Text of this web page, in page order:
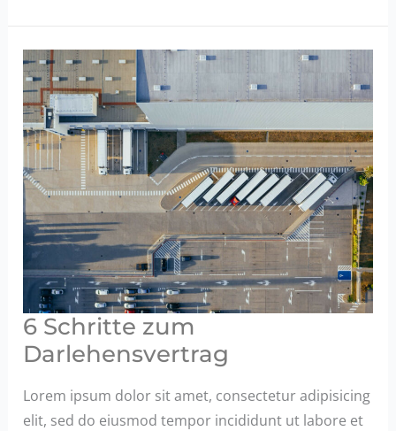
Digitalisierung
und
Automatisierung
in
der
Immobilienfinanzierung
für
Großkunden
6 Schritte zum
Darlehensvertrag
Lorem ipsum dolor sit amet, consectetur adipisicing
elit, sed do eiusmod tempor incididunt ut labore et